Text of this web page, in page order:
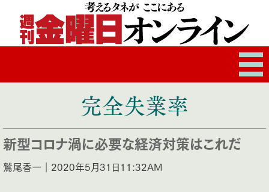
完全失業率
新型コロナ渦に必要な経済対策はこれだ
鷲尾香一｜2020年5月31日11:32AM